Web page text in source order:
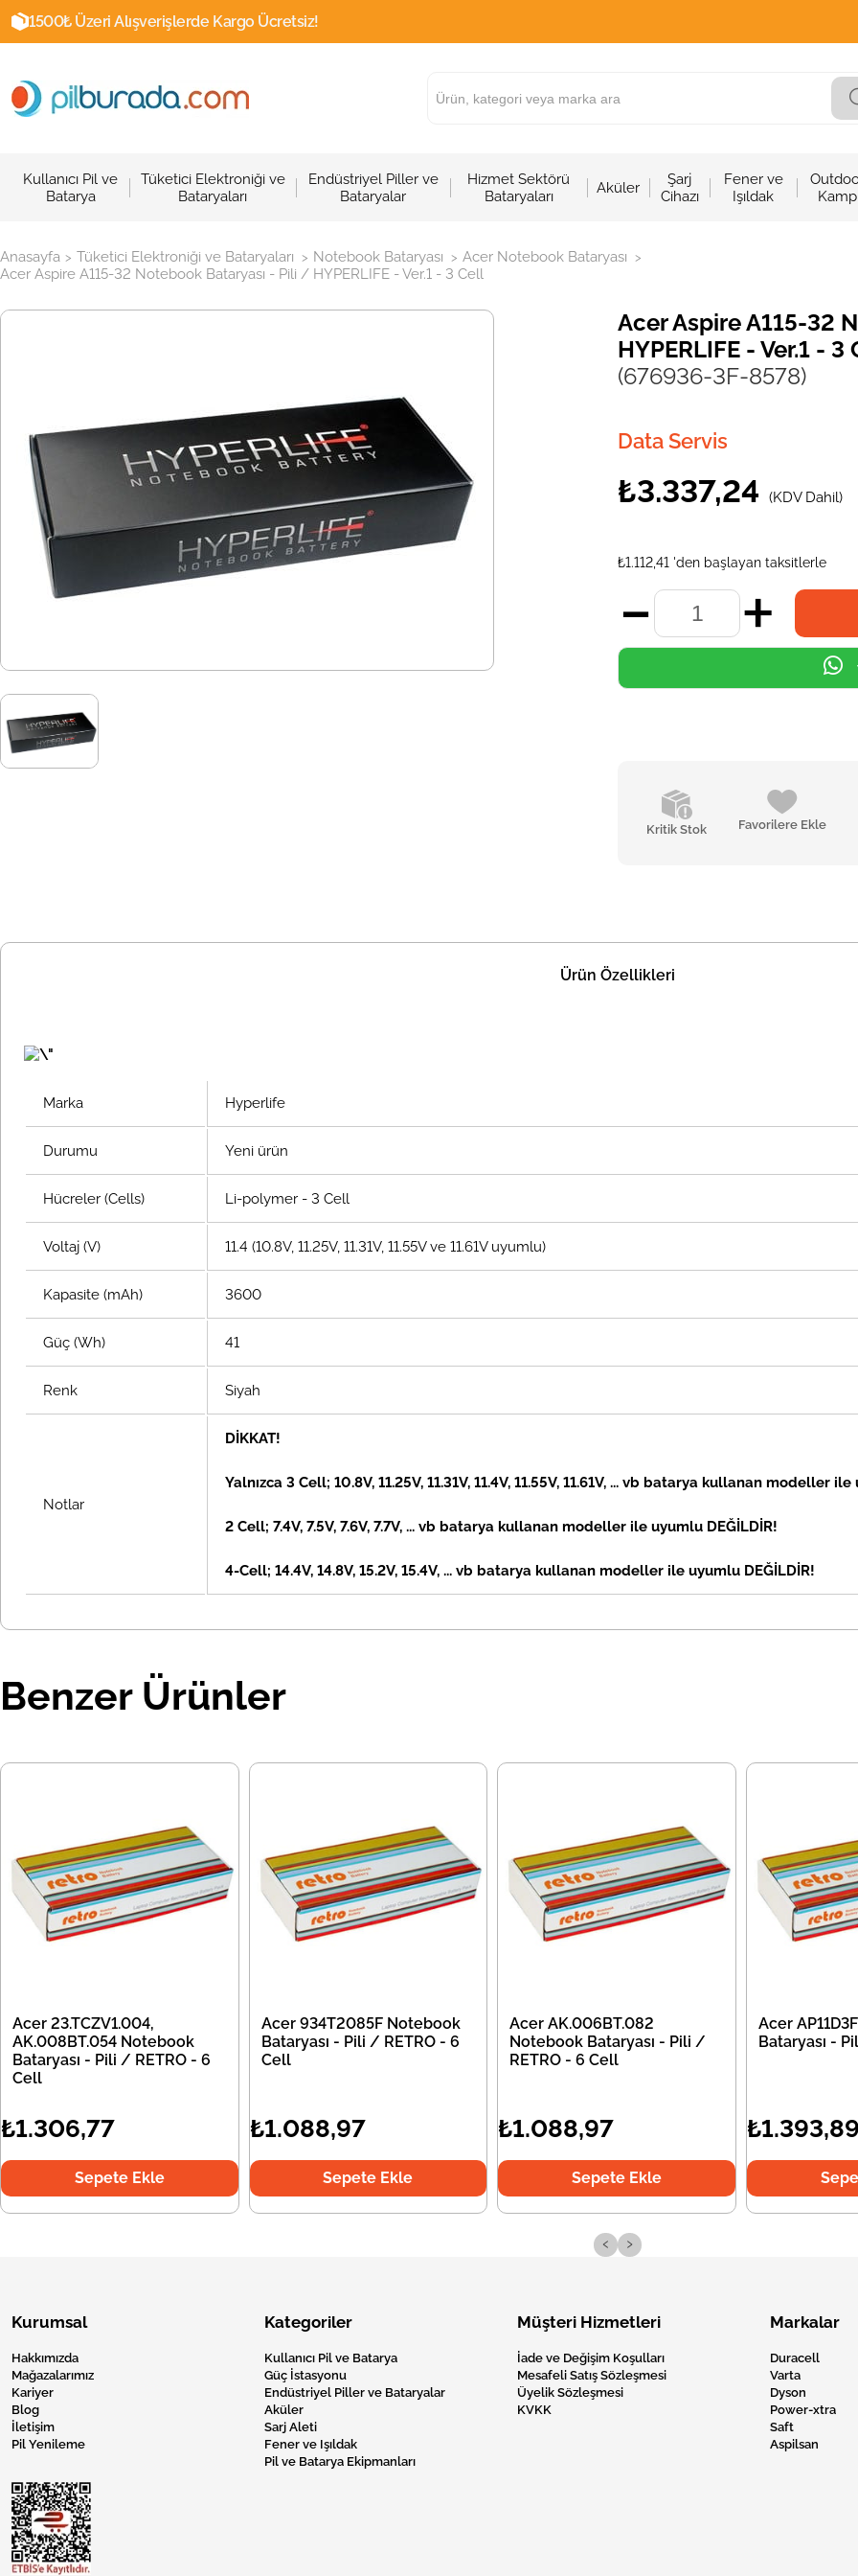
1500₺ Üzeri Alışverişlerde Kargo Ücretsiz!
Kullanıcı Pil ve
Batarya
Tüketici Elektroniği ve
Bataryaları
Endüstriyel Piller ve
Bataryalar
Hizmet Sektörü
Bataryaları
Aküler
Şarj
Cihazı
Fener ve
Işıldak
Kamp
Anasayfa > Tüketici Elektroniği ve Bataryaları > Notebook Bataryası > Acer Notebook Bataryası >
Acer Aspire A115-32 Notebook Bataryası - Pili / HYPERLIFE - Ver.1 - 3 Cell
Acer Aspire A115-32
HYPERLIFE - Ver.1 - 3
(676936-3F-8578)
Data Servis
₺3.337,24 (KDV Dahil)
₺1.112,41 'den başlayan taksitlerle
Kritik Stok Favorilere Ekle
Ürün Özellikleri
Marka Hyperlife
Durumu Yeni ürün
Hücreler (Cells) Li-polymer - 3 Cell
Voltaj (V) 11.4 (10.8V, 11.25V, 11.31V, 11.55V ve 11.61V uyumlu)
Kapasite (mAh) 3600
Güç (Wh) 41
Renk Siyah
Notlar
DİKKAT!
Yalnızca 3 Cell; 10.8V, 11.25V, 11.31V, 11.4V, 11.55V, 11.61V, ... vb batarya kullanan modeller
2 Cell; 7.4V, 7.5V, 7.6V, 7.7V, ... vb batarya kullanan modeller ile uyumlu DEĞİLDİR!
4-Cell; 14.4V, 14.8V, 15.2V, 15.4V, ... vb batarya kullanan modeller ile uyumlu DEĞİLDİR!
Benzer Ürünler
Acer 23.TCZV1.004,
AK.008BT.054 Notebook
Bataryası - Pili / RETRO - 6
Cell
₺1.306,77
Sepete Ekle
Acer 934T2085F Notebook
Bataryası - Pili / RETRO - 6
Cell
₺1.088,97
Sepete Ekle
Acer AK.006BT.082
Notebook Bataryası - Pili /
RETRO - 6 Cell
₺1.088,97
Sepete Ekle
Acer
Bataryası -
₺1.393,89
‹ ›
Kurumsal
Hakkımızda
Mağazalarımız
Kariyer
Blog
İletişim
Pil Yenileme
Kategoriler
Kullanıcı Pil ve Batarya
Güç İstasyonu
Endüstriyel Piller ve Bataryalar
Aküler
Sarj Aleti
Fener ve Işıldak
Pil ve Batarya Ekipmanları
Müşteri Hizmetleri
İade ve Değişim Koşulları
Mesafeli Satış Sözleşmesi
Üyelik Sözleşmesi
KVKK
Markalar
Duracell
Varta
Dyson
Power-xtra
Saft
Aspilsan